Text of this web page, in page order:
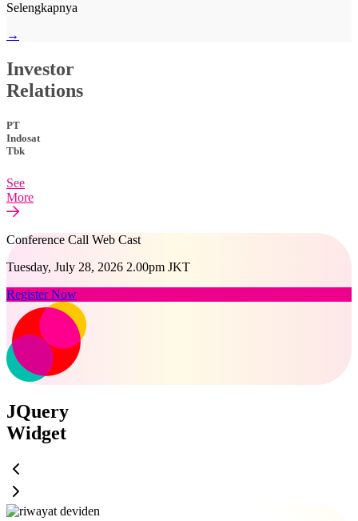
Selengkapnya
→
Investor
Relations
PT
Indosat
Tbk
See
More
Conference Call Web Cast
Tuesday, July 28, 2026 2.00pm JKT
Register Now
JQuery
Widget